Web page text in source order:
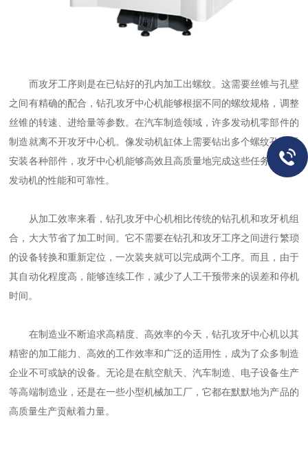
而攻牙工序则是在已钻好的孔内加工出螺纹。这需要丝锥与孔壁
之间有精确的配合，钻孔攻牙中心机能够根据不同的螺纹规格，调整
丝锥的转速、进给量等参数。在汽车制造领域，许多发动机零部件的
制造就离不开攻牙中心机。像发动机缸体上需要钻出多个螺纹孔用于
安装各种部件，攻牙中心机能够高效且高质量地完成这些任务，确保
发动机的性能和可靠性。
从加工效率来看，钻孔攻牙中心机相比传统的钻孔机和攻牙机组
合，大大节省了加工时间。它不需要在钻孔和攻牙工序之间进行繁琐
的设备转换和重新定位，一次装夹就可以完成两个工序。而且，由于
其自动化程度高，能够连续工作，减少了人工干预带来的误差和停机
时间。
在制造业不断追求高精度、高效率的今天，钻孔攻牙中心机以其
精密的加工能力、高效的工作效率和广泛的适用性，成为了众多制造
企业不可或缺的设备。无论是在航空航天、汽车制造、电子设备生产
等高端制造业，还是在一些小型机械加工厂，它都在默默地为产品的
高质量生产贡献着力量。